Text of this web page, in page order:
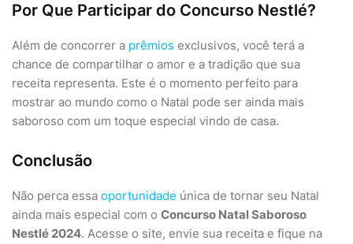
Por Que Participar do Concurso Nestlé?
Além de concorrer a prêmios exclusivos, você terá a
chance de compartilhar o amor e a tradição que sua
receita representa. Este é o momento perfeito para
mostrar ao mundo como o Natal pode ser ainda mais
saboroso com um toque especial vindo de casa.
Conclusão
Não perca essa oportunidade única de tornar seu Natal
ainda mais especial com o Concurso Natal Saboroso
Nestlé 2024. Acesse o site, envie sua receita e fique na